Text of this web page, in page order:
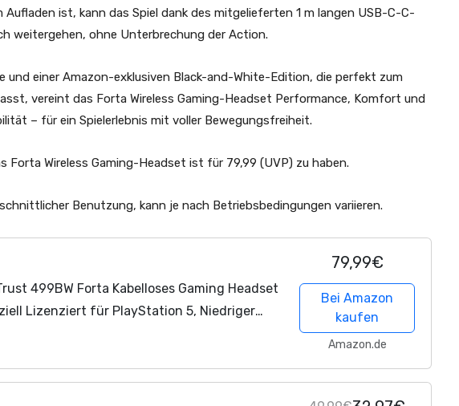
ist, kann das Spiel dank des mitgelieferten 1 m langen USB-C-C-
weitergehen, ohne Unterbrechung der Action.
und einer Amazon-exklusiven Black-and-White-Edition, die perfekt zum
vereint das Forta Wireless Gaming-Headset Performance, Komfort und
– für ein Spielerlebnis mit voller Bewegungsfreiheit.
Forta Wireless Gaming-Headset ist für 79,99 (UVP) zu haben.
Benutzung, kann je nach Betriebsbedingungen variieren.
499BW Forta Kabelloses Gaming Headset
Lizenziert für PlayStation 5, Niedriger
79,99€
Bei Amazon
kaufen
Amazon.de